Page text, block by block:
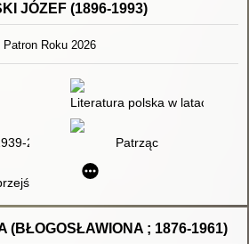
JÓZEF (1896-1993)
Patron Roku 2026
Literatura polska w latach II
2009 Patrząc
1975-1996
(BŁOGOSŁAWIONA ; 1876-1961)